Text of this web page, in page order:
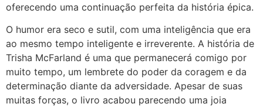
oferecendo uma continuação perfeita da história épica.
O humor era seco e sutil, com uma inteligência que era
ao mesmo tempo inteligente e irreverente. A história de
Trisha McFarland é uma que permanecerá comigo por
muito tempo, um lembrete do poder da coragem e da
determinação diante da adversidade. Apesar de suas
muitas forças, o livro acabou parecendo uma joia